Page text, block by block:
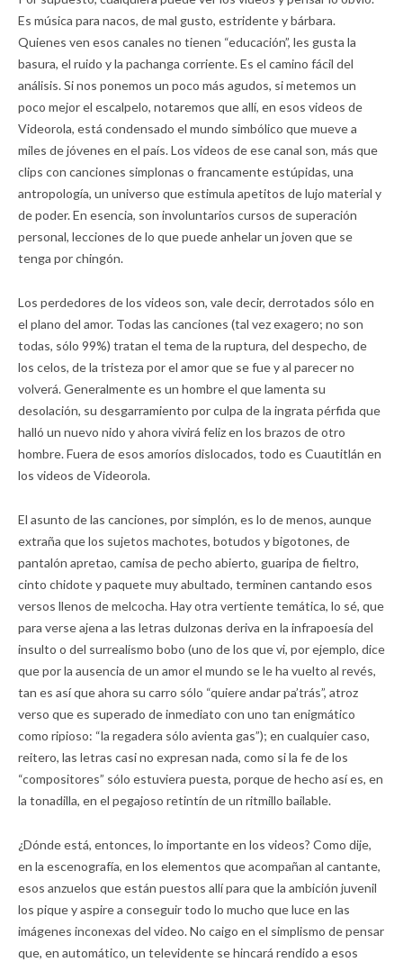
Es música para nacos, de mal gusto, estridente y bárbara.
Quienes ven esos canales no tienen “educación”, les gusta la
basura, el ruido y la pachanga corriente. Es el camino fácil del
análisis. Si nos ponemos un poco más agudos, si metemos un
poco mejor el escalpelo, notaremos que allí, en esos videos de
Videorola, está condensado el mundo simbólico que mueve a
miles de jóvenes en el país. Los videos de ese canal son, más que
clips con canciones simplonas o francamente estúpidas, una
antropología, un universo que estimula apetitos de lujo material y
de poder. En esencia, son involuntarios cursos de superación
personal, lecciones de lo que puede anhelar un joven que se
tenga por chingón.
Los perdedores de los videos son, vale decir, derrotados sólo en
el plano del amor. Todas las canciones (tal vez exagero; no son
todas, sólo 99%) tratan el tema de la ruptura, del despecho, de
los celos, de la tristeza por el amor que se fue y al parecer no
volverá. Generalmente es un hombre el que lamenta su
desolación, su desgarramiento por culpa de la ingrata pérfida que
halló un nuevo nido y ahora vivirá feliz en los brazos de otro
hombre. Fuera de esos amoríos dislocados, todo es Cuautitlán en
los videos de Videorola.
El asunto de las canciones, por simplón, es lo de menos, aunque
extraña que los sujetos machotes, botudos y bigotones, de
pantalón apretao, camisa de pecho abierto, guaripa de fieltro,
cinto chidote y paquete muy abultado, terminen cantando esos
versos llenos de melcocha. Hay otra vertiente temática, lo sé, que
para verse ajena a las letras dulzonas deriva en la infrapoesía del
insulto o del surrealismo bobo (uno de los que vi, por ejemplo, dice
que por la ausencia de un amor el mundo se le ha vuelto al revés,
tan es así que ahora su carro sólo “quiere andar pa’trás”, atroz
verso que es superado de inmediato con uno tan enigmático
como ripioso: “la regadera sólo avienta gas”); en cualquier caso,
reitero, las letras casi no expresan nada, como si la fe de los
“compositores” sólo estuviera puesta, porque de hecho así es, en
la tonadilla, en el pegajoso retintín de un ritmillo bailable.
¿Dónde está, entonces, lo importante en los videos? Como dije,
en la escenografía, en los elementos que acompañan al cantante,
esos anzuelos que están puestos allí para que la ambición juvenil
los pique y aspire a conseguir todo lo mucho que luce en las
imágenes inconexas del video. No caigo en el simplismo de pensar
que, en automático, un televidente se hincará rendido a esos